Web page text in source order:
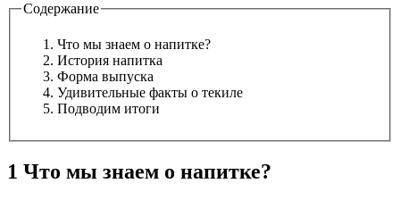
Содержание
Что мы знаем о напитке?
История напитка
Форма выпуска
Удивительные факты о текиле
Подводим итоги
1 Что мы знаем о напитке?